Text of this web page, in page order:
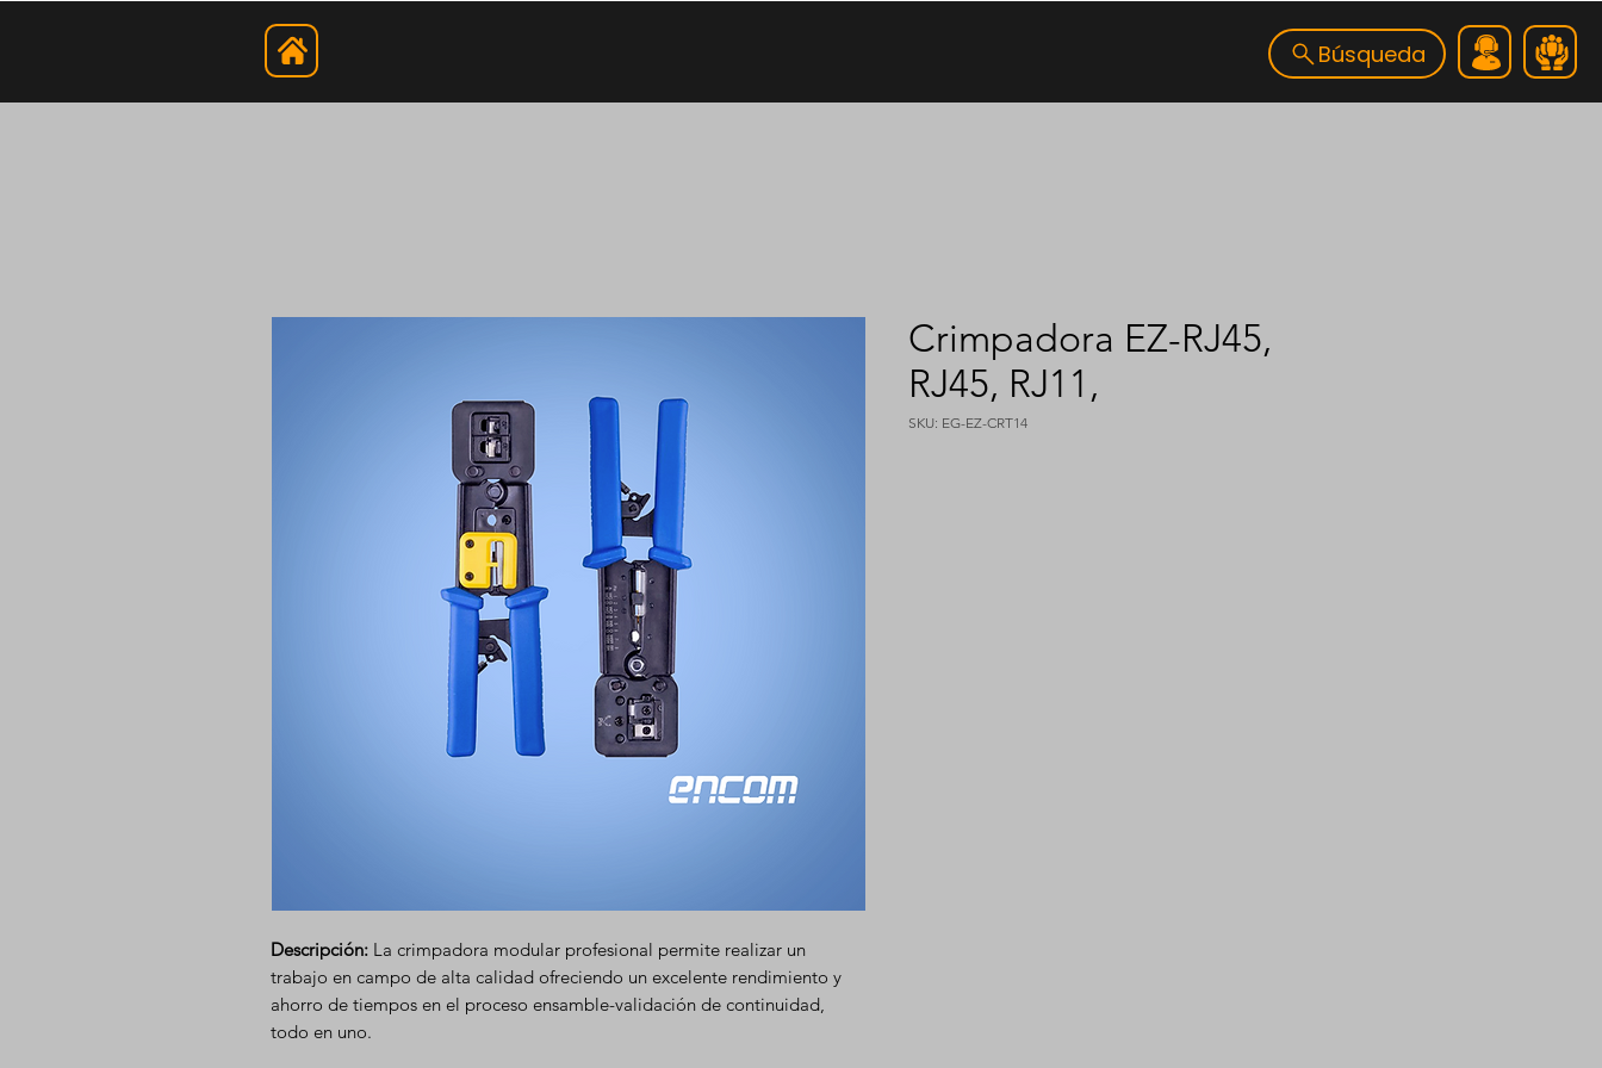
Búsqueda
Descripción: La crimpadora modular profesional permite realizar un
trabajo en campo de alta calidad ofreciendo un excelente rendimiento y
ahorro de tiempos en el proceso ensamble-validación de continuidad,
todo en uno.
Crimpadora EZ-RJ45,
RJ45, RJ11,
SKU: EG-EZ-CRT14